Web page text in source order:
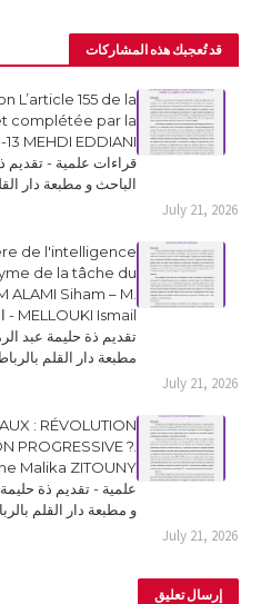
قد تُعجبك هذه المشاركات
L’article 155 de la
complétée par la
قراءات علمية -
الباحث و مطبعة دار
July 21, 2026
de l'intelligence
de la tâche du
Siham – M.
تقديم ذة حليمة عبد
مطبعة دار القلم
July 21, 2026
: RÉVOLUTION
PROGRESSIVE ?.
علمية - تقديم ذة
و مطبعة دار القلم
July 21, 2026
إرسال تعليق